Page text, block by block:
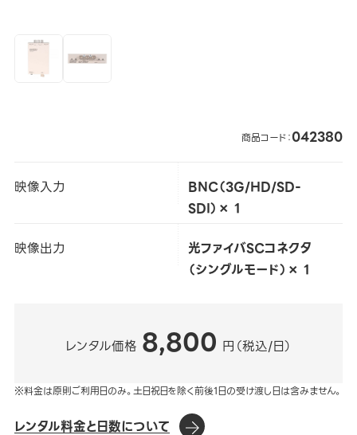
商品コード：042380
映像入力
BNC（3G/HD/SD-
SDI）× 1
映像出力
光ファイバSCコネクタ
（シングルモード）× 1
レンタル価格 8,800 円（税込/日）
※料金は原則ご利用日のみ。土日祝日を除く前後1日の受け渡し日は含みません。
レンタル料金と日数について